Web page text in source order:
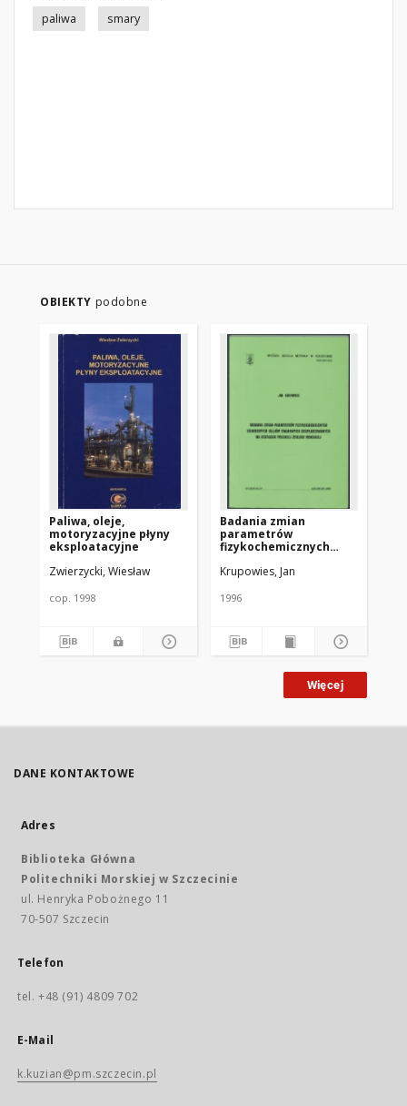
paliwa
smary
OBIEKTY podobne
Paliwa, oleje,
motoryzacyjne płyny
eksploatacyjne
Zwierzycki, Wiesław
cop. 1998
Badania zmian
parametrów
fizykochemicznych
smarowych
statkach Polskiej
Krupowies, Jan
1996
Więcej
DANE KONTAKTOWE
Adres
Biblioteka Główna
Politechniki Morskiej w Szczecinie
ul. Henryka Pobożnego 11
70-507 Szczecin
Telefon
tel. +48 (91) 4809 702
E-Mail
k.kuzian@pm.szczecin.pl